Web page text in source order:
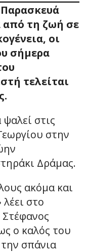
Παρασκευά
από τη ζωή σε
οι
σήμερα
τελείται
στις
στην
Δράμας.
ακόμα και
στο
ο καλός του
σπάνια